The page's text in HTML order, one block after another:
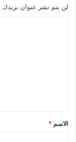
لن يتم نشر عنوان بريدك
ق
*الاسم *